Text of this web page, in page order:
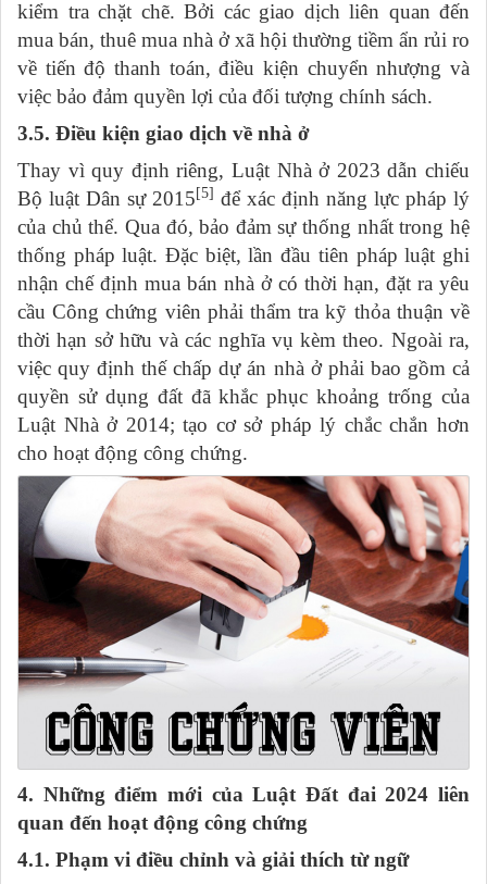
kiểm tra chặt chẽ. Bởi các giao dịch liên quan đến
mua bán, thuê mua nhà ở xã hội thường tiềm ẩn rủi ro
về tiến độ thanh toán, điều kiện chuyển nhượng và
việc bảo đảm quyền lợi của đối tượng chính sách.
3.5. Điều kiện giao dịch về nhà ở
Thay vì quy định riêng, Luật Nhà ở 2023 dẫn chiếu
Bộ luật Dân sự 2015 [5] để xác định năng lực pháp lý
của chủ thể. Qua đó, bảo đảm sự thống nhất trong hệ
thống pháp luật. Đặc biệt, lần đầu tiên pháp luật ghi
nhận chế định mua bán nhà ở có thời hạn, đặt ra yêu
cầu Công chứng viên phải thẩm tra kỹ thỏa thuận về
thời hạn sở hữu và các nghĩa vụ kèm theo. Ngoài ra,
việc quy định thế chấp dự án nhà ở phải bao gồm cả
quyền sử dụng đất đã khắc phục khoảng trống của
Luật Nhà ở 2014; tạo cơ sở pháp lý chắc chắn hơn
cho hoạt động công chứng.
4. Những điểm mới của Luật Đất đai 2024 liên
quan đến hoạt động công chứng
4.1. Phạm vi điều chỉnh và giải thích từ ngữ